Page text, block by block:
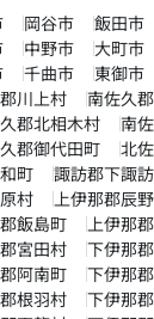
岡谷市 飯田市
中野市 大町市
千曲市 東御市
川上村
南佐久
郡北相木村
南
郡御代田町
北
町
諏訪郡下諏
村
上伊那郡辰
飯島町
上伊那
宮田村
下伊那
阿南町
下伊那
根羽村
下伊那